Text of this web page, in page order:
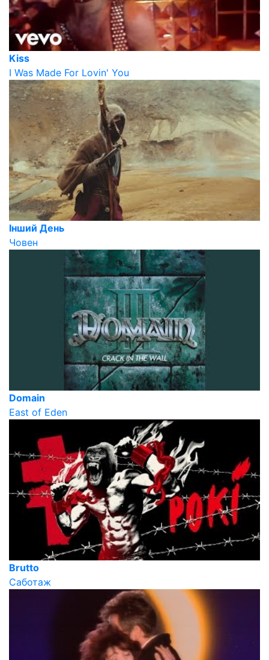
Kiss
I Was Made For Lovin' You
Інший День
Човен
Domain
East of Eden
Brutto
Саботаж